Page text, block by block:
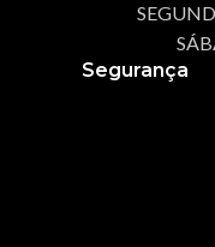
Segurança